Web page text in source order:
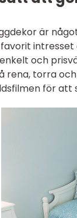
är
och
rena, torra
för att